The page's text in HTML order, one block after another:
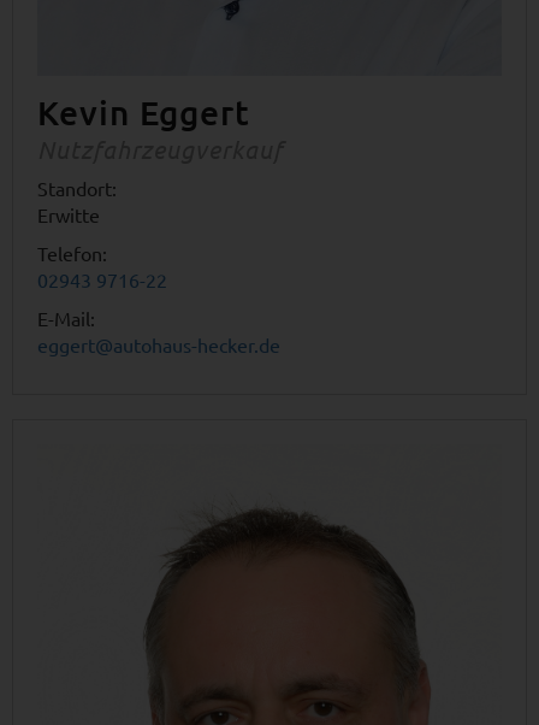
Kevin Eggert
Standort:
Erwitte
Telefon:
02943 9716-22
E-Mail:
eggert@autohaus-hecker.de